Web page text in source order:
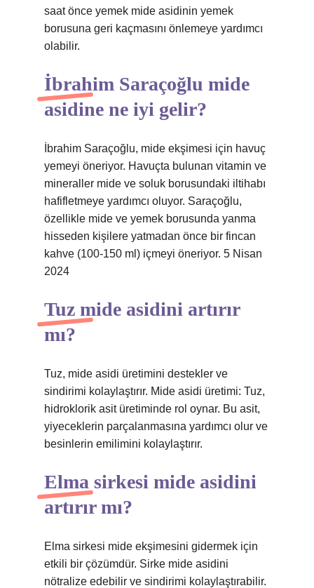
saat önce yemek mide asidinin yemek
borusuna geri kaçmasını önlemeye yardımcı
olabilir.
İbrahim Saraçoğlu mide
asidine ne iyi gelir?
İbrahim Saraçoğlu, mide ekşimesi için havuç
yemeyi öneriyor. Havuçta bulunan vitamin ve
mineraller mide ve soluk borusundaki iltihabı
hafifletmeye yardımcı oluyor. Saraçoğlu,
özellikle mide ve yemek borusunda yanma
hisseden kişilere yatmadan önce bir fincan
kahve (100-150 ml) içmeyi öneriyor. 5 Nisan
2024
Tuz mide asidini artırır
mı?
Tuz, mide asidi üretimini destekler ve
sindirimi kolaylaştırır. Mide asidi üretimi: Tuz,
hidroklorik asit üretiminde rol oynar. Bu asit,
yiyeceklerin parçalanmasına yardımcı olur ve
besinlerin emilimini kolaylaştırır.
Elma sirkesi mide asidini
artırır mı?
Elma sirkesi mide ekşimesini gidermek için
etkili bir çözümdür. Sirke mide asidini
nötralize edebilir ve sindirimi kolaylaştırabilir.